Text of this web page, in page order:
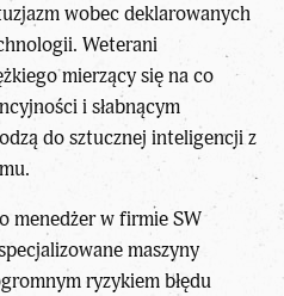
wobec deklarowanych
Weterani
mierzący się na co
i słabnącym
do sztucznej inteligencji z
menedżer w firmie SW
maszyny
ryzykiem błędu